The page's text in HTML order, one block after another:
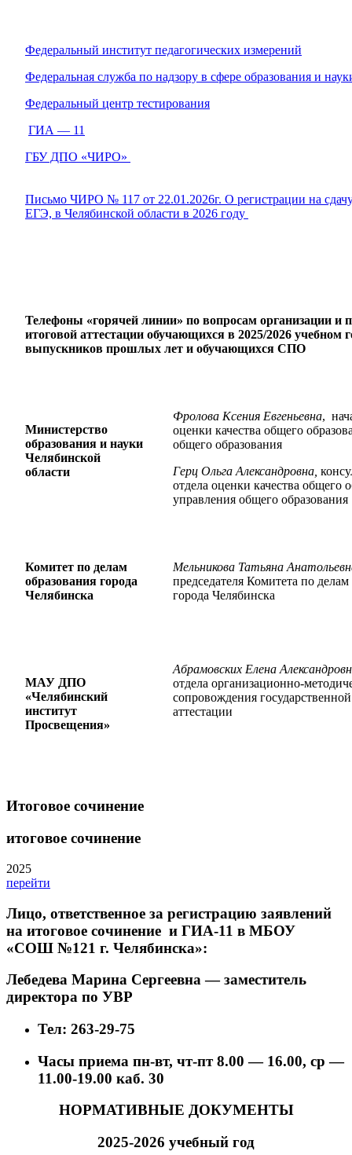
Федеральный институт педагогических измерений
Федеральная служба по надзору в сфере образования и
Федеральный центр тестирования
ГИА — 11
ГБУ ДПО «ЧИРО»
Письмо ЧИРО № 117 от 22.01.2026г. О регистрации на
ЕГЭ, в Челябинской области в 2026 году
Телефоны «горячей линии» по вопросам организации и
итоговой аттестации обучающихся в 2025/2026 учебном
выпускников прошлых лет и обучающихся СПО
Министерство
образования и науки
Челябинской
области
Фролова Ксения Евгеньевна,
оценки качества общего
общего образования
Герц Ольга Александровна,
отдела оценки качества общего
управления общего образования
Комитет по делам
образования города
Челябинска
Мельникова Татьяна
председателя Комитета по делам
города Челябинска
МАУ ДПО
«Челябинский
институт
Просвещения»
Абрамовских Елена
отдела организационно-
сопровождения
аттестации
Итоговое сочинение
итоговое сочинение
2025
перейти
Лицо, ответственное за регистрацию заявлений
на итоговое сочинение и ГИА-11 в МБОУ
«СОШ №121 г. Челябинска»:
Лебедева Марина Сергеевна — заместитель
директора по УВР
Тел: 263-29-75
Часы приема пн-вт, чт-пт 8.00 — 16.00, ср —
11.00-19.00 каб. 30
НОРМАТИВНЫЕ ДОКУМЕНТЫ
2025-2026 учебный год